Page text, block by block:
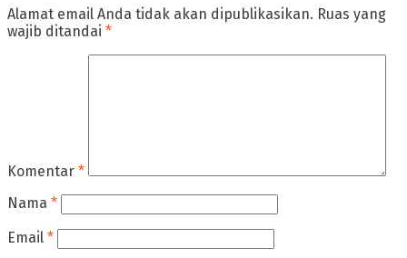
Alamat email Anda tidak akan dipublikasikan. Ruas yang
wajib ditandai *
Komentar *
Nama *
Email *